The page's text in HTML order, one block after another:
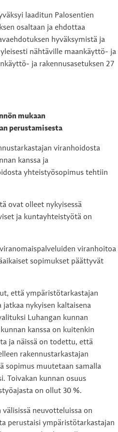
laaditun Palosentien
osaltaan ja ehdottaa
hyväksymistä ja
nähtäville maankäyttö- ja
ja rakennusasetuksen 27
mukaan
perustamisesta
viranhoidosta
kanssa ja
yhteistyösopimus tehtiin
ovat olleet nykyisessä
ja kuntayhteistyötä on
viranhoitoa
sopimukset päättyvät
että ympäristötarkastajan
nykyisen kaltaisena
Luhangan kunnan
kanssa on kuitenkin
ja näissä on todettu, että
rakennustarkastajan
sopimus muutetaan samalla
Toivakan kunnan osuus
on ollut 30 %.
välisissä neuvotteluissa on
perustaisi ympäristötarkastajan